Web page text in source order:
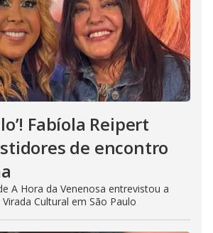
Fabíola Reipert
de encontro
A Hora da Venenosa entrevistou a
Cultural em São Paulo